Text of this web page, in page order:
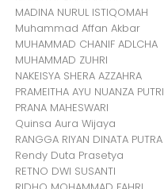
MADINA NURUL ISTIQOMAH
Muhammad Affan Akbar
MUHAMMAD CHANIF ADLCHA
MUHAMMAD ZUHRI
NAKEISYA SHERA AZZAHRA
PRAMEITHA AYU NUANZA PUTRI
PRANA MAHESWARI
Quinsa Aura Wijaya
RANGGA RIYAN DINATA PUTRA
Rendy Duta Prasetya
RETNO DWI SUSANTI